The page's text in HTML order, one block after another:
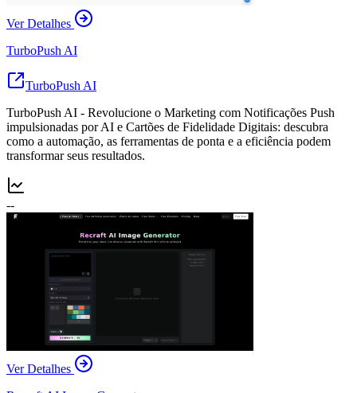
Ver Detalhes
TurboPush AI
TurboPush AI
TurboPush AI - Revolucione o Marketing com Notificações Push
impulsionadas por AI e Cartões de Fidelidade Digitais: descubra
como a automação, as ferramentas de ponta e a eficiência podem
transformar seus resultados.
--
Ver Detalhes